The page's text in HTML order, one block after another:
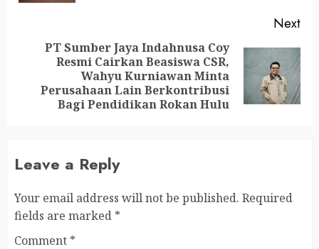
Next
PT Sumber Jaya Indahnusa Coy
Resmi Cairkan Beasiswa CSR,
Wahyu Kurniawan Minta
Perusahaan Lain Berkontribusi
Bagi Pendidikan Rokan Hulu
Leave a Reply
Your email address will not be published. Required
fields are marked *
Comment *